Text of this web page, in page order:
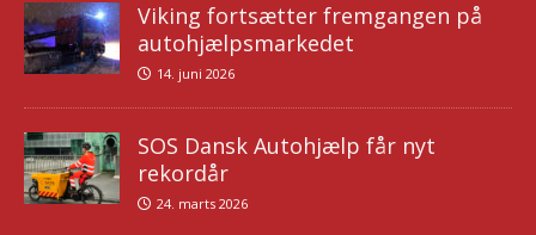
Viking fortsætter fremgangen på
autohjælpsmarkedet
14. juni 2026
SOS Dansk Autohjælp får nyt
rekordår
24. marts 2026